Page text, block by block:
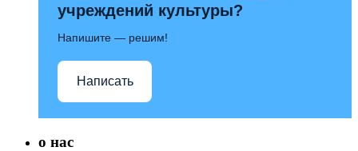
учреждений культуры?
Напишите — решим!
Написать
о нас